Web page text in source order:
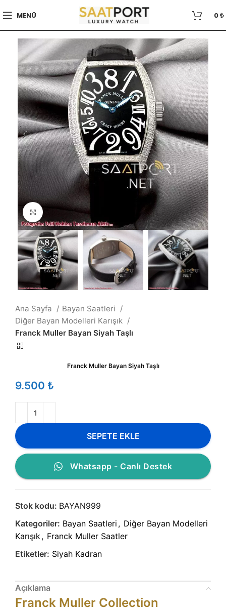
MENÜ 0₺
Büyütmek için tıklayın
Ana Sayfa
Bayan Saatleri
Diğer Bayan Modelleri Karışık
Franck Muller Bayan Siyah Taşlı
Franck Muller Bayan Siyah Taşlı
₺
SEPETE EKLE
Whatsapp - Canlı Destek
Stok kodu: BAYAN999
Kategoriler: Bayan Saatleri , Diğer Bayan Modelleri
Karışık, Franck Muller Saatler
Etiketler: Siyah Kadran
Açıklama
Franck Muller Collection